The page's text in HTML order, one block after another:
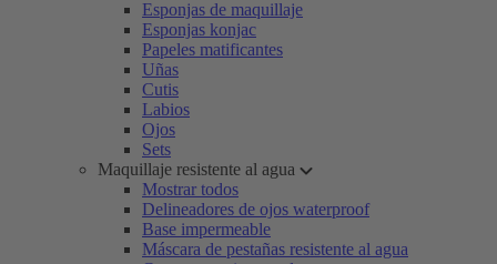
Esponjas de maquillaje
Esponjas konjac
Papeles matificantes
Uñas
Cutis
Labios
Ojos
Sets
Maquillaje resistente al agua
Mostrar todos
Delineadores de ojos waterproof
Base impermeable
Máscara de pestañas resistente al agua